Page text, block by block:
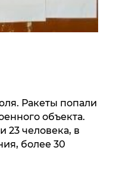
Ракеты попали
объекта.
23 человека, в
более 30